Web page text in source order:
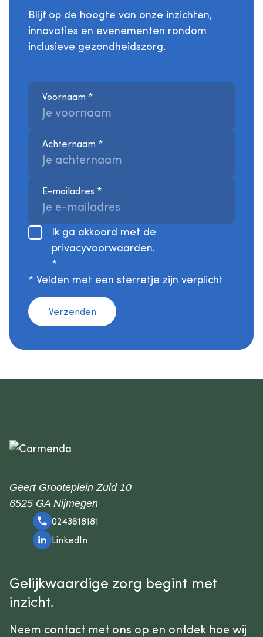
Blijf op de hoogte van onze inzichten,
innovaties en evenementen rondom
inclusieve gezondheidszorg.
Voornaam *
Achternaam *
E-mailadres *
Ik ga akkoord met de
privacyvoorwaarden.
*
* Velden met een sterretje zijn verplicht
Verzenden
Geert Grooteplein Zuid 10
6525 GA Nijmegen
0243618181
LinkedIn
Gelijkwaardige zorg begint met
inzicht.
Neem contact met ons op en ontdek hoe wij